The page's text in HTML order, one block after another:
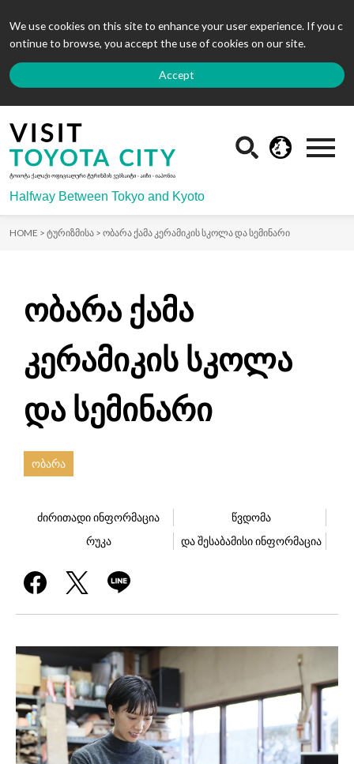
We use cookies on this site to enhance your user experience. If you c
ontinue to browse, you accept the use of cookies on our site.
Accept
Halfway Between Tokyo and Kyoto
HOME > ტურიზმისა > ობარა ქამა კერამიკის სკოლა და სემინარი
ობარა ქამა
კერამიკის სკოლა
და სემინარი
ობარა
ძირითადი ინფორმაცია
წვდომა
რუკა
და შესაბამისი ინფორმაცია